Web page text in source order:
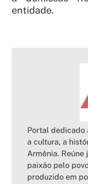
entidade.
Portal dedicado
a cultura, a
Armênia. Reúne
paixão pelo
produzido em